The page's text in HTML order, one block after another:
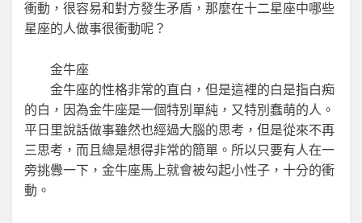
衝動，很容易和對方發生矛盾，那麼在十二星座中哪些
星座的人做事很衝動呢？
金牛座
金牛座的性格非常的直白，但是這裡的白是指白痴
的白，因為金牛座是一個特別單純，又特別蠢萌的人。
平日里說話做事雖然也經過大腦的思考，但是從來不再
三思考，而且總是想得非常的簡單。所以只要有人在一
旁挑釁一下，金牛座馬上就會被勾起小性子，十分的衝
動。